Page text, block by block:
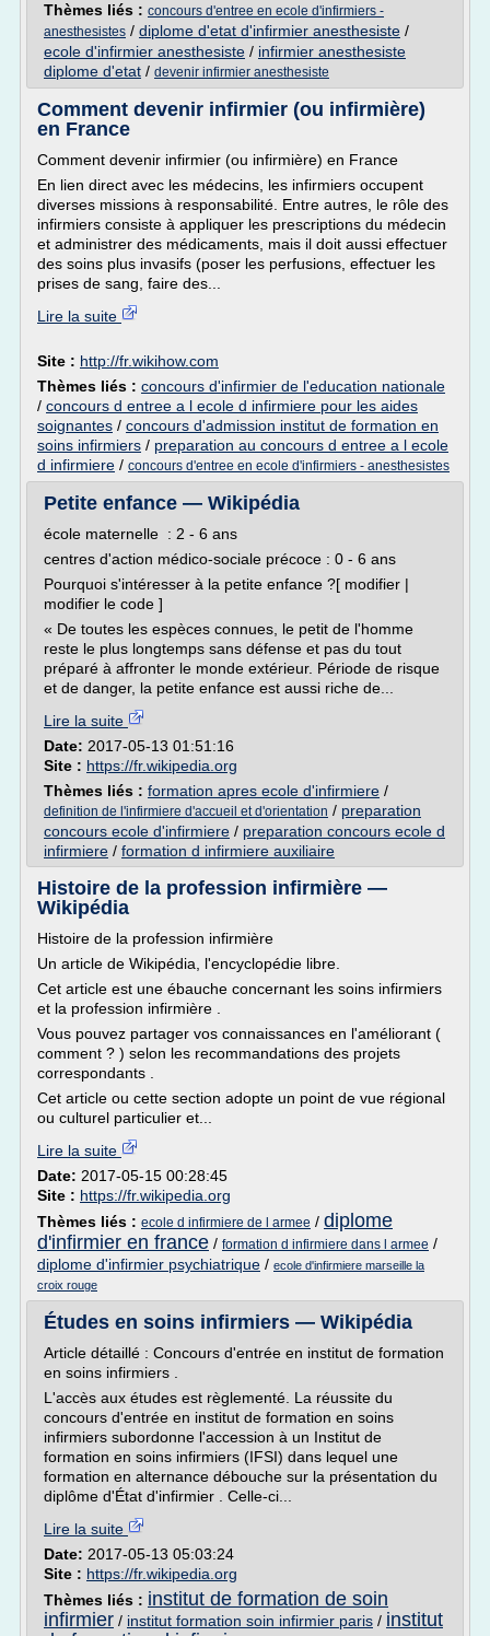
Thèmes liés : concours d'entree en ecole d'infirmiers -
anesthesistes / diplome d'etat d'infirmier anesthesiste /
ecole d'infirmier anesthesiste / infirmier anesthesiste
diplome d'etat / devenir infirmier anesthesiste
Comment devenir infirmier (ou infirmière)
en France
Comment devenir infirmier (ou infirmière) en France
En lien direct avec les médecins, les infirmiers occupent
diverses missions à responsabilité. Entre autres, le rôle des
infirmiers consiste à appliquer les prescriptions du médecin
et administrer des médicaments, mais il doit aussi effectuer
des soins plus invasifs (poser les perfusions, effectuer les
prises de sang, faire des...
Lire la suite
Site : http://fr.wikihow.com
Thèmes liés : concours d'infirmier de l'education nationale
/ concours d entree a l ecole d infirmiere pour les aides
soignantes / concours d'admission institut de formation en
soins infirmiers / preparation au concours d entree a l ecole
d infirmiere / concours d'entree en ecole d'infirmiers - anesthesistes
Petite enfance — Wikipédia
école maternelle : 2 - 6 ans
centres d'action médico-sociale précoce : 0 - 6 ans
Pourquoi s'intéresser à la petite enfance ?[ modifier |
modifier le code ]
« De toutes les espèces connues, le petit de l'homme
reste le plus longtemps sans défense et pas du tout
préparé à affronter le monde extérieur. Période de risque
et de danger, la petite enfance est aussi riche de...
Lire la suite
Date: 2017-05-13 01:51:16
Site : https://fr.wikipedia.org
Thèmes liés : formation apres ecole d'infirmiere /
definition de l'infirmiere d'accueil et d'orientation / preparation
concours ecole d'infirmiere / preparation concours ecole d
infirmiere / formation d infirmiere auxiliaire
Histoire de la profession infirmière —
Wikipédia
Histoire de la profession infirmière
Un article de Wikipédia, l'encyclopédie libre.
Cet article est une ébauche concernant les soins infirmiers
et la profession infirmière .
Vous pouvez partager vos connaissances en l'améliorant (
comment ? ) selon les recommandations des projets
correspondants .
Cet article ou cette section adopte un point de vue régional
ou culturel particulier et...
Lire la suite
Date: 2017-05-15 00:28:45
Site : https://fr.wikipedia.org
Thèmes liés : ecole d infirmiere de l armee / diplome
d'infirmier en france / formation d infirmiere dans l armee /
diplome d'infirmier psychiatrique / ecole d'infirmiere marseille la
croix rouge
Études en soins infirmiers — Wikipédia
Article détaillé : Concours d'entrée en institut de formation
en soins infirmiers .
L'accès aux études est règlementé. La réussite du
concours d'entrée en institut de formation en soins
infirmiers subordonne l'accession à un Institut de
formation en soins infirmiers (IFSI) dans lequel une
formation en alternance débouche sur la présentation du
diplôme d'État d'infirmier . Celle-ci...
Lire la suite
Date: 2017-05-13 05:03:24
Site : https://fr.wikipedia.org
Thèmes liés : institut de formation de soin
infirmier / institut formation soin infirmier paris / institut